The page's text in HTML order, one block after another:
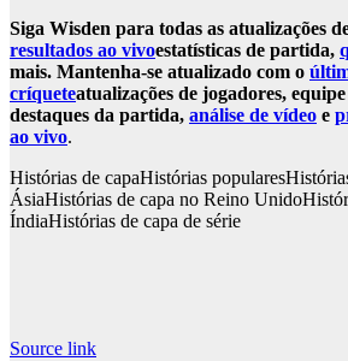
Siga Wisden para todas as atualizações
resultados ao vivoestatísticas de partida,
mais. Mantenha-se atualizado com o
críqueteatualizações de jogadores, equipe
destaques da partida, análise de vídeo e
ao vivo.
Histórias de capaHistórias populares
ÁsiaHistórias de capa no Reino Unido
ÍndiaHistórias de capa de série
Source link